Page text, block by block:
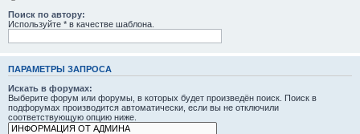
Поиск по автору:
Используйте * в качестве шаблона.
ПАРАМЕТРЫ ЗАПРОСА
Искать в форумах:
Выберите форум или форумы, в которых будет произведён поиск. Поиск в
подфорумах производится автоматически, если вы не отключили
соответствующую опцию ниже.